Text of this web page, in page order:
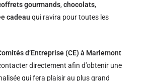
gourmands,chocolats,
cadeau qui ravira pour toutes les
d’Entreprise (CE) à Marlemont
directement afin d’obtenir une
qui fera plaisir au plus grand